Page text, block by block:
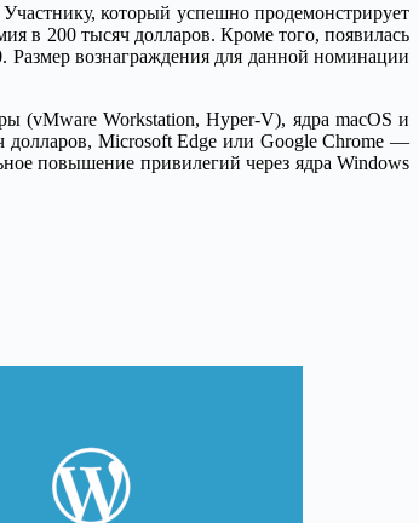
который успешно продемонстрирует
в 200 тысяч долларов. Кроме того, появилась
вознаграждения для данной номинации
(vMware Workstation, Hyper-V), ядра macOS и
долларов, Microsoft Edge или Google Chrome —
повышение привилегий через ядра Windows